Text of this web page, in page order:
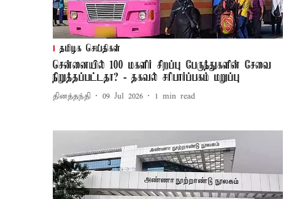
தமிழக செய்திகள்
சென்னையில் 100 மகளிர் சிறப்பு பேருந்துகளின் சேவை
நிறுத்தப்பட்டதா? - தகவல் சரிபார்ப்பகம் மறுப்பு
தினத்தந்தி 09 Jul 2026 1 min read